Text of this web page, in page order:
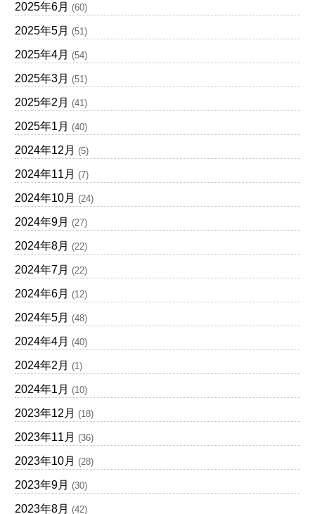
2025年6月 (60)
2025年5月 (51)
2025年4月 (54)
2025年3月 (51)
2025年2月 (41)
2025年1月 (40)
2024年12月 (5)
2024年11月 (7)
2024年10月 (24)
2024年9月 (27)
2024年8月 (22)
2024年7月 (22)
2024年6月 (12)
2024年5月 (48)
2024年4月 (40)
2024年2月 (1)
2024年1月 (10)
2023年12月 (18)
2023年11月 (36)
2023年10月 (28)
2023年9月 (30)
2023年8月 (42)